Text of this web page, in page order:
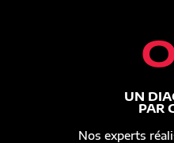
UN
PAR
Nos experts